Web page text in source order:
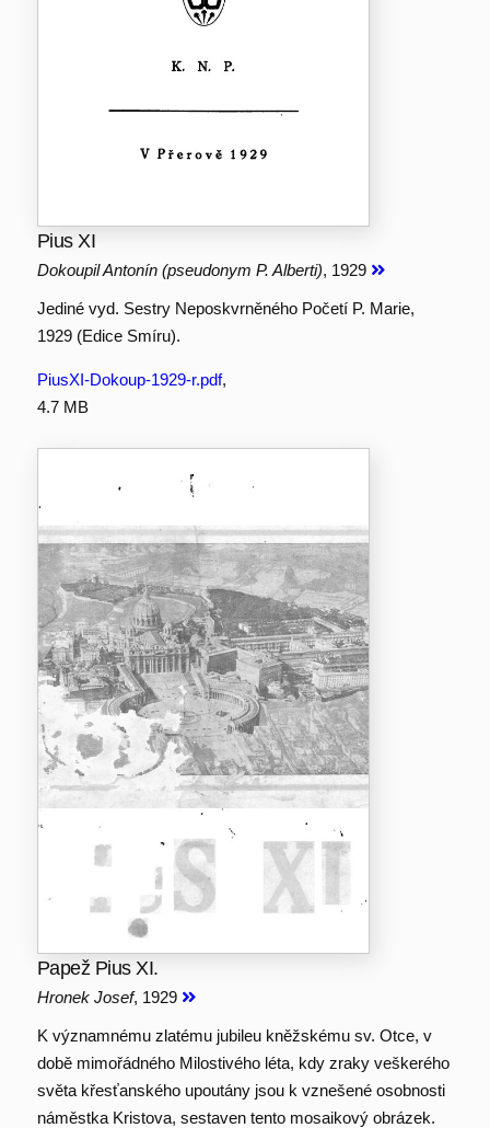
Pius XI
Dokoupil Antonín (pseudonym P. Alberti), 1929
Jediné vyd. Sestry Neposkvrněného Početí P. Marie,
1929 (Edice Smíru).
PiusXI-Dokoup-1929-r.pdf,
4.7 MB
Papež Pius XI.
Hronek Josef, 1929
K významnému zlatému jubileu kněžskému sv. Otce, v
době mimořádného Milostivého léta, kdy zraky veškerého
světa křesťanského upoutány jsou k vznešené osobnosti
náměstka Kristova, sestaven tento mosaikový obrázek.